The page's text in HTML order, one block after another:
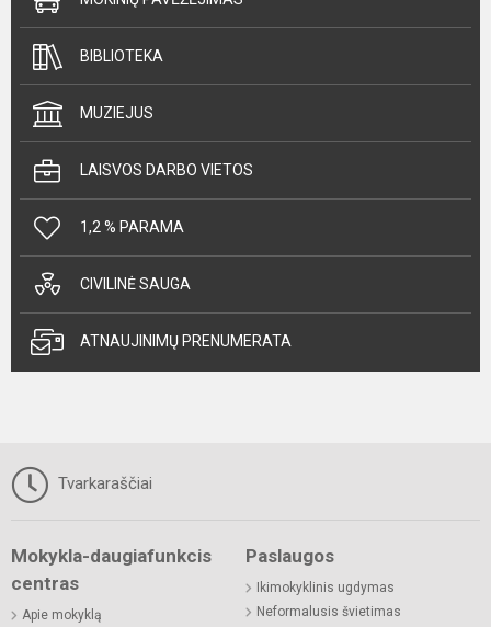
BIBLIOTEKA
MUZIEJUS
LAISVOS DARBO VIETOS
1,2 % PARAMA
CIVILINĖ SAUGA
ATNAUJINIMŲ PRENUMERATA
Tvarkaraščiai
Mokykla-daugiafunkcis
centras
Apie mokyklą
Paslaugos
Ikimokyklinis ugdymas
Neformalusis švietimas